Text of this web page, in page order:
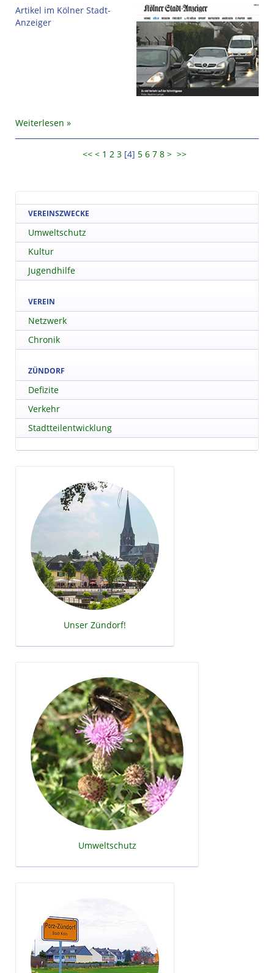
Artikel im Kölner Stadt-
Anzeiger
Weiterlesen
<< < 1 2 3 [4] 5 6 7 8 > >>
VEREINSZWECKE
Umweltschutz
Kultur
Jugendhilfe
VEREIN
Netzwerk
Chronik
ZÜNDORF
Defizite
Verkehr
Stadtteilentwicklung
Unser Zündorf!
Umweltschutz